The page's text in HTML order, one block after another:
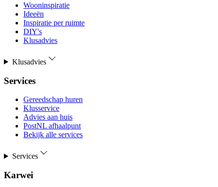
Wooninspiratie
Ideeën
Inspiratie per ruimte
DIY's
Klusadvies
Klusadvies
Services
Gereedschap huren
Klusservice
Advies aan huis
PostNL afhaalpunt
Bekijk alle services
Services
Karwei